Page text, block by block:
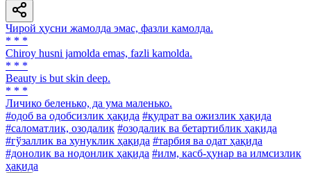
Чирой ҳусни жамолда эмас, фазли камолда.
* * *
Chiroy husni jamolda emas, fazli kamolda.
* * *
Beauty is but skin deep.
* * *
Личико беленько, да ума маленько.
#одоб ва одобсизлик ҳақида #қудрат ва ожизлик ҳақида
#саломатлик, озодалик #озодалик ва бетартиблик ҳақида
#гўзаллик ва хунуклик ҳақида #тарбия ва одат ҳақида
#донолик ва нодонлик ҳақида #илм, касб-ҳунар ва илмсизлик
ҳақида